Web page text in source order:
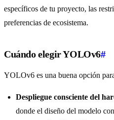
específicos de tu proyecto, las
preferencias de ecosistema.
Cuándo elegir YOLOv6#
YOLOv6 es una buena opción
Despliegue consciente del
donde el diseño del modelo